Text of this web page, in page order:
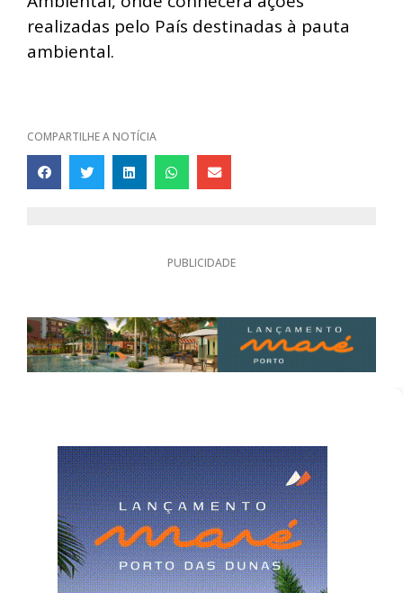
realizadas pelo País destinadas à pauta
ambiental.
COMPARTILHE A NOTÍCIA
PUBLICIDADE